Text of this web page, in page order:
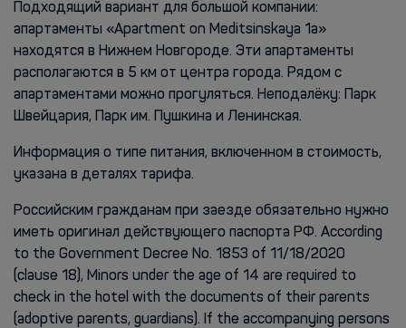
Подходящий вариант для большой компании:
апартаменты «Apartment on Meditsinskaya 1a»
находятся в Нижнем Новгороде. Эти апартаменты
располагаются в 5 км от центра города. Рядом с
апартаментами можно прогуляться. Неподалёку: Парк
Швейцария, Парк им. Пушкина и Ленинская.
Информация о типе питания, включенном в стоимость,
указана в деталях тарифа.
Российским гражданам при заезде обязательно нужно
иметь оригинал действующего паспорта РФ. According
to the Government Decree No. 1853 of 11/18/2020
(clause 18), Minors under the age of 14 are required to
check in the hotel with the documents of their parents
(adoptive parents, guardians). If the accompanying persons